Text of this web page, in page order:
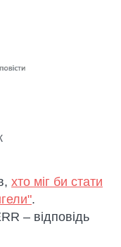
хто міг би стати
.
– відповідь